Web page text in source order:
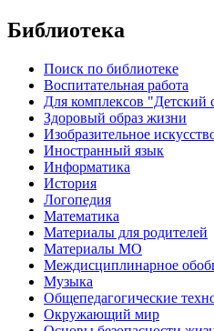
Библиотека
Поиск по библиотеке
Воспитательная работа
Для комплексов "Детский
Здоровый образ жизни
Изобразительное
Иностранный язык
Информатика
История
Логопедия
Математика
Материалы для родителей
Материалы МО
Междисциплинарное
Музыка
Общепедагогические
Окружающий мир